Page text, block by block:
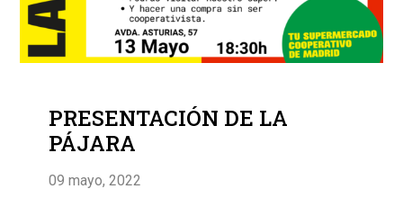
PRESENTACIÓN DE LA
PÁJARA
09 mayo, 2022